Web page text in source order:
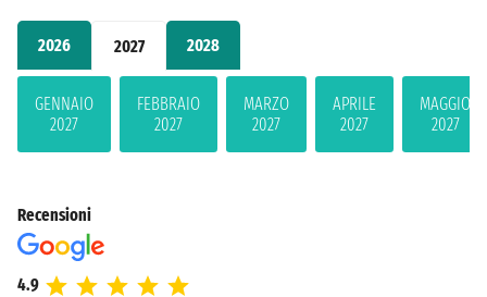
2026 2027 2028
GENNAIO
2027
FEBBRAIO
2027
MARZO
2027
APRILE
2027
MAGGIO
2027
Recensioni
4.9